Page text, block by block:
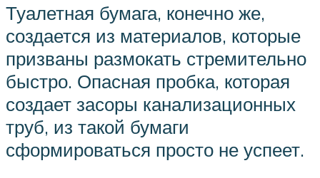
Туалетная бумага, конечно же,
создается из материалов, которые
призваны размокать стремительно
быстро. Опасная пробка, которая
создает засоры канализационных
труб, из такой бумаги
сформироваться просто не успеет.